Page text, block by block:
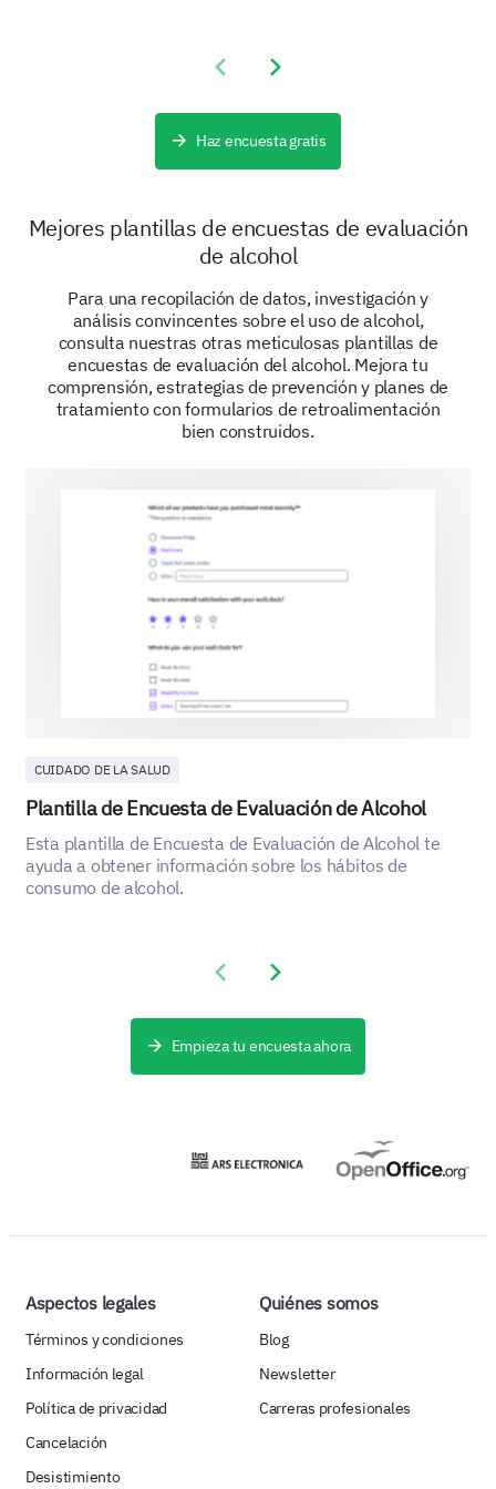
Dependability and Use
Next, let's understand if your body has built a
Have you found that you need to drink
significantly more to feel the same effects as
before?
Previous slide
Next slide
Haz encuesta gratis
Mejores plantillas de encuestas de evaluación
de alcohol
Para una recopilación de datos, investigación y
análisis convincentes sobre el uso de alcohol,
consulta nuestras otras meticulosas plantillas de
encuestas de evaluación del alcohol. Mejora tu
comprensión, estrategias de prevención y planes de
tratamiento con formularios de retroalimentación
bien construidos.
CUIDADO DE LA SALUD
Plantilla de Encuesta de Evaluación de Alcohol
Esta plantilla de Encuesta de Evaluación de Alcohol te
ayuda a obtener información sobre los hábitos de
consumo de alcohol.
Previous slide
Next slide
Empieza tu encuesta ahora
Aspectos legales
Términos y condiciones
Información legal
Política de privacidad
Cancelación
Desistimiento
Quiénes somos
Blog
Newsletter
Carreras profesionales